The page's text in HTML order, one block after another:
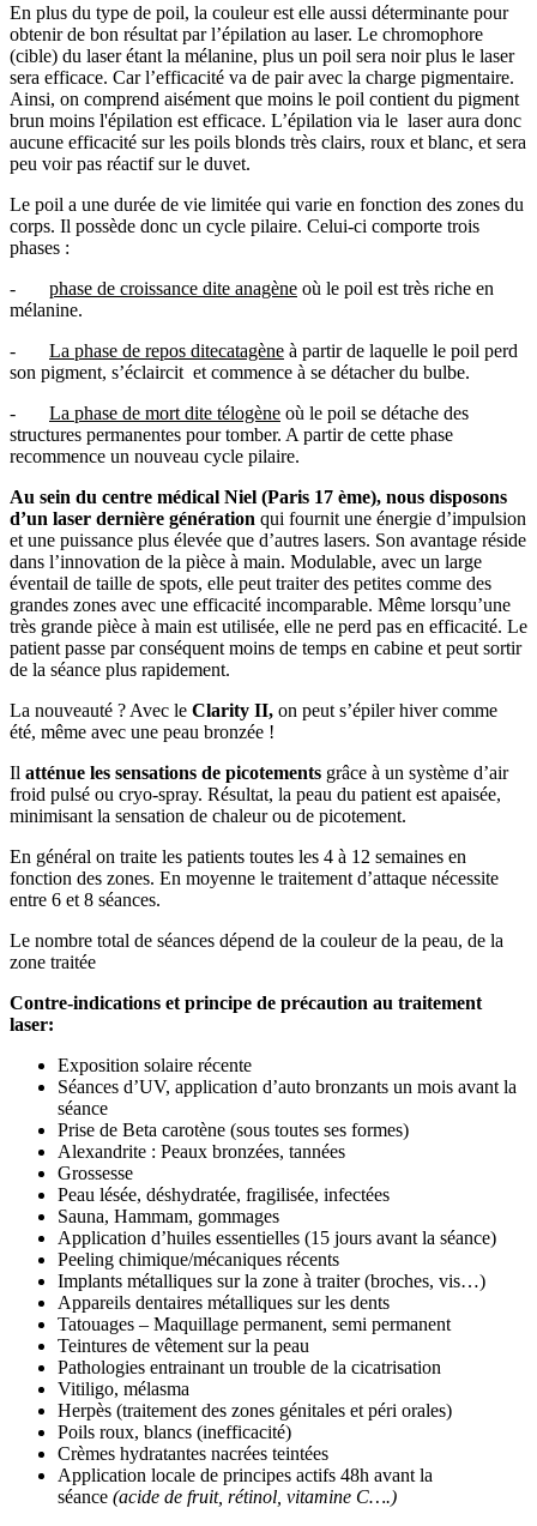
En plus du type de poil, la couleur est elle aussi déterminante pour
obtenir de bon résultat par l’épilation au laser. Le chromophore
(cible) du laser étant la mélanine, plus un poil sera noir plus le laser
sera efficace. Car l’efficacité va de pair avec la charge pigmentaire.
Ainsi, on comprend aisément que moins le poil contient du pigment
brun moins l'épilation est efficace. L’épilation via le laser aura donc
aucune efficacité sur les poils blonds très clairs, roux et blanc, et sera
peu voir pas réactif sur le duvet.
Le poil a une durée de vie limitée qui varie en fonction des zones du
corps. Il possède donc un cycle pilaire. Celui-ci comporte trois
phases :
- phase de croissance dite anagène où le poil est très riche en
mélanine.
- La phase de repos ditecatagène à partir de laquelle le poil perd
son pigment, s’éclaircit et commence à se détacher du bulbe.
- La phase de mort dite télogène où le poil se détache des
structures permanentes pour tomber. A partir de cette phase
recommence un nouveau cycle pilaire.
Au sein du centre médical Niel (Paris 17 ème), nous disposons
d’un laser dernière génération qui fournit une énergie d’impulsion
et une puissance plus élevée que d’autres lasers. Son avantage réside
dans l’innovation de la pièce à main. Modulable, avec un large
éventail de taille de spots, elle peut traiter des petites comme des
grandes zones avec une efficacité incomparable. Même lorsqu’une
très grande pièce à main est utilisée, elle ne perd pas en efficacité. Le
patient passe par conséquent moins de temps en cabine et peut sortir
de la séance plus rapidement.
La nouveauté ? Avec le Clarity II, on peut s’épiler hiver comme
été, même avec une peau bronzée !
Il atténue les sensations de picotements grâce à un système d’air
froid pulsé ou cryo-spray. Résultat, la peau du patient est apaisée,
minimisant la sensation de chaleur ou de picotement.
En général on traite les patients toutes les 4 à 12 semaines en
fonction des zones. En moyenne le traitement d’attaque nécessite
entre 6 et 8 séances.
Le nombre total de séances dépend de la couleur de la peau, de la
zone traitée
Contre-indications et principe de précaution au traitement
laser:
Exposition solaire récente
Séances d’UV, application d’auto bronzants un mois avant la
séance
Prise de Beta carotène (sous toutes ses formes)
Alexandrite : Peaux bronzées, tannées
Grossesse
Peau lésée, déshydratée, fragilisée, infectées
Sauna, Hammam, gommages
Application d’huiles essentielles (15 jours avant la séance)
Peeling chimique/mécaniques récents
Implants métalliques sur la zone à traiter (broches, vis…)
Appareils dentaires métalliques sur les dents
Tatouages – Maquillage permanent, semi permanent
Teintures de vêtement sur la peau
Pathologies entrainant un trouble de la cicatrisation
Vitiligo, mélasma
Herpès (traitement des zones génitales et péri orales)
Poils roux, blancs (inefficacité)
Crèmes hydratantes nacrées teintées
Application locale de principes actifs 48h avant la
séance (acide de fruit, rétinol, vitamine C….)